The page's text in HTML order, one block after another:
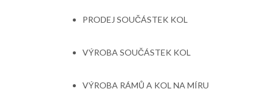
PRODEJ SOUČÁSTEK KOL
VÝROBA SOUČÁSTEK KOL
VÝROBA RÁMŮ A KOL NA MÍRU